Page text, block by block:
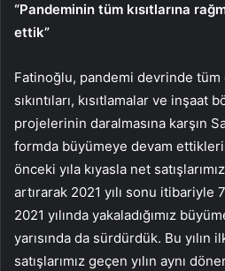
“Pandeminin tüm kısıtlarına
ettik”
Fatinoğlu, pandemi devrinde
sıkıntıları, kısıtlamalar ve inşaat
projelerinin daralmasına karşın
formda büyümeye devam
önceki yıla kıyasla net
artırarak 2021 yılı sonu itibariyle
2021 yılında yakaladığımız
yarısında da sürdürdük. Bu yılın
satışlarımız geçen yılın aynı